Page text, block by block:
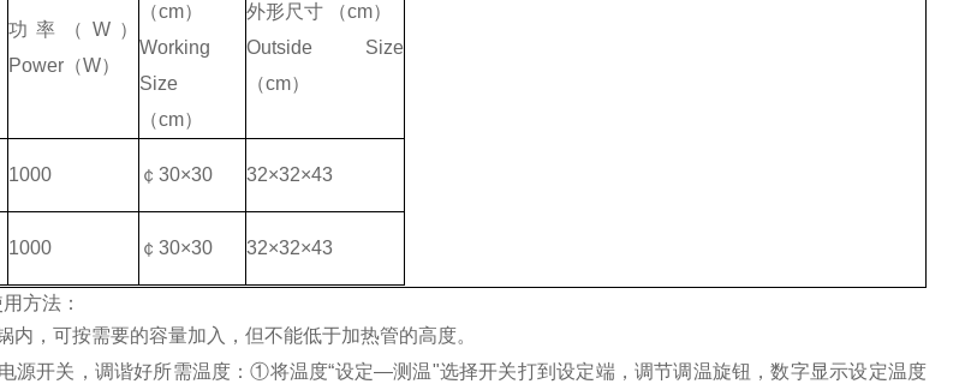
功率（W）
Power（W）
（cm）
Working
Size
（cm）
外形尺寸 （cm）
Outside Size
（cm）
1000 ￠30×30 32×32×43
1000 ￠30×30 32×32×43
方法：
内，可按需要的容量加入，但不能低于加热管的高度。
源开关，调谐好所需温度：①将温度“设定—测温"选择开关打到设定端，调节调温旋钮，数字显示设定温度